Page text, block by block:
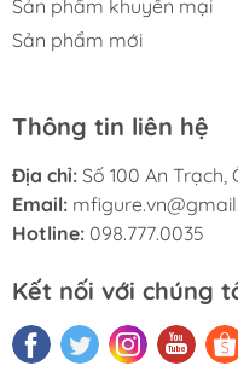
Sản phẩm khuyến mại
Sản phẩm mới
Thông tin liên hệ
Địa chỉ: Số 100 An
Email:
Hotline: 098.777.0035
Kết nối với chúng